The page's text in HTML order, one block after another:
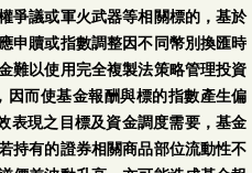
爭議或軍火武器等相關標的，基於
申贖或指數調整因不同幣別換匯時
難以使用完全複製法策略管理投資
而使基金報酬與標的指數產生偏
表現之目標及資金調度需要，基金
持有的證券相關商品部位流動性不